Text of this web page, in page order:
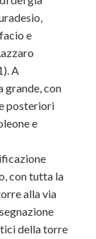
e
A
grande, con
posteriori
e
con tutta la
alla via
della torre